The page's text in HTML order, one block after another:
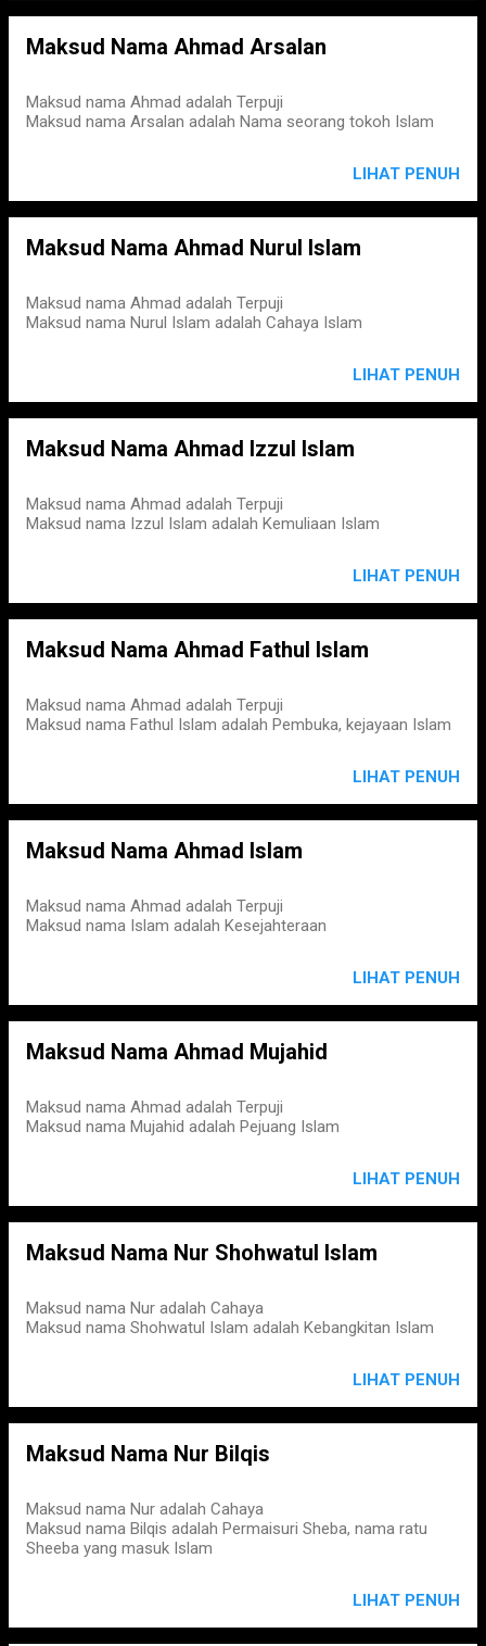
Maksud Nama Ahmad Arsalan
Maksud nama Ahmad adalah Terpuji
Maksud nama Arsalan adalah Nama seorang tokoh Islam
LIHAT PENUH
Maksud Nama Ahmad Nurul Islam
Maksud nama Ahmad adalah Terpuji
Maksud nama Nurul Islam adalah Cahaya Islam
LIHAT PENUH
Maksud Nama Ahmad Izzul Islam
Maksud nama Ahmad adalah Terpuji
Maksud nama Izzul Islam adalah Kemuliaan Islam
LIHAT PENUH
Maksud Nama Ahmad Fathul Islam
Maksud nama Ahmad adalah Terpuji
Maksud nama Fathul Islam adalah Pembuka, kejayaan Islam
LIHAT PENUH
Maksud Nama Ahmad Islam
Maksud nama Ahmad adalah Terpuji
Maksud nama Islam adalah Kesejahteraan
LIHAT PENUH
Maksud Nama Ahmad Mujahid
Maksud nama Ahmad adalah Terpuji
Maksud nama Mujahid adalah Pejuang Islam
LIHAT PENUH
Maksud Nama Nur Shohwatul Islam
Maksud nama Nur adalah Cahaya
Maksud nama Shohwatul Islam adalah Kebangkitan Islam
LIHAT PENUH
Maksud Nama Nur Bilqis
Maksud nama Nur adalah Cahaya
Maksud nama Bilqis adalah Permaisuri Sheba, nama ratu
Sheeba yang masuk Islam
LIHAT PENUH